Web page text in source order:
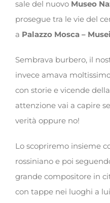
sale del nuovo Museo
prosegue tra le vie del
a Palazzo Mosca –
Sembrava burbero, il
invece amava
con storie e vicende
attenzione vai a capire
verità oppure no!
Lo scopriremo insieme
rossiniano e poi
grande compositore in
con tappe nei luoghi a